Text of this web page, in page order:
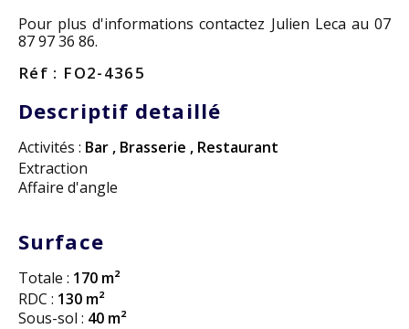
Pour plus d'informations contactez Julien Leca au 07
87 97 36 86.
Réf : FO2-4365
Descriptif detaillé
Activités : Bar , Brasserie , Restaurant
Extraction
Affaire d'angle
Surface
Totale : 170 m²
RDC : 130 m²
Sous-sol : 40 m²